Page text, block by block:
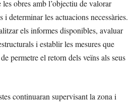
les obres amb l’objectiu de valorar
i determinar les actuacions necessàries.
els informes disponibles, avaluar
i establir les mesures que
permetre el retorn dels veïns als seus
continuaran supervisant la zona i